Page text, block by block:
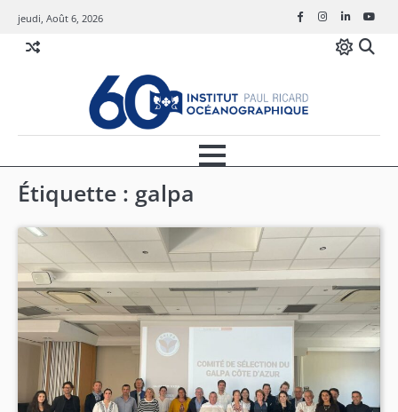
content
jeudi, Août 6, 2026 FacebookInstagram
Linkedin
Étiquette : galpa